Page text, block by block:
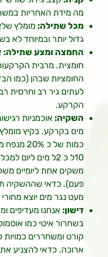
מה מידת האחריות
מכל שתילה: מומלץ
גדול יותר ובמיוחד לא
החמצה ומצע שתילה:
חומצית. מרבית
החומציות שבהן (כמו
לעתים גיר רב וחרסית
הקרקע.
השקיה: אוכמניות
מים בקרקע. בקיץ
כמות של
פעם). כדאי שההשקיה
מעט נגר מים יוצא מחורי
דישון: אנחנו מעדיפים
בשחרור איטי כמו
קורט ומשחררים
ארוכה. כדאי להצניע